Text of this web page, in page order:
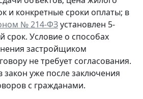
и конкретные сроки оплаты; в
№ 214-ФЗустановлен 5-
срок. Условие о способах
застройщиком
не требует согласования.
уже после заключения
с гражданами.